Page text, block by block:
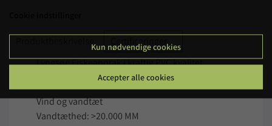
Produktbeskrivelse
Certificeringer
Lyngsøe Fiskeanorak i kraftig PVC kvalitet
85% PVC, 15% Polyester, 540 g/m2
Vind og vandtæt
Vandtæthed: >20.000 MM
Kun nødvendige cookies
Accepter alle cookies